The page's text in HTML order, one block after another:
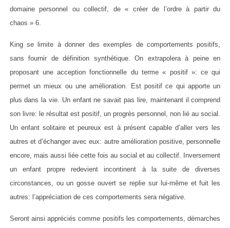
domaine personnel ou collectif, de « créer de l’ordre à partir du
chaos » 6.
King se limite à donner des exemples de comportements positifs,
sans fournir de définition synthétique. On extrapolera à peine en
proposant une acception fonctionnelle du terme « positif »: ce qui
permet un mieux ou une amélioration. Est positif ce qui apporte un
plus dans la vie. Un enfant ne savait pas lire, maintenant il comprend
son livre: le résultat est positif, un progrès personnel, non lié au social.
Un enfant solitaire et peureux est à présent capable d’aller vers les
autres et d’échanger avec eux: autre amélioration positive, personnelle
encore, mais aussi liée cette fois au social et au collectif. Inversement
un enfant propre redevient incontinent à la suite de diverses
circonstances, ou un gosse ouvert se replie sur lui-même et fuit les
autres: l’appréciation de ces comportements sera négative.
Seront ainsi appréciés comme positifs les comportements, démarches